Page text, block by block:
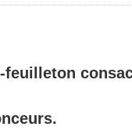
feuilleton